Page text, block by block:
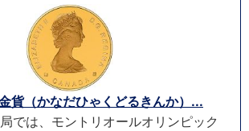
貨（かなだひゃくどるきんか）...
では、モントリオールオリンピック